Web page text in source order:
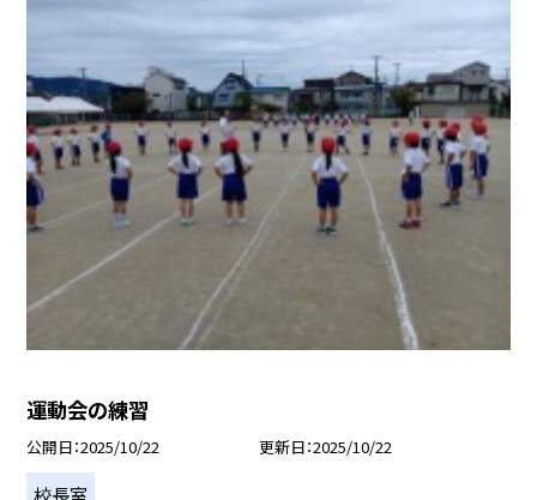
運動会の練習
公開日 2025/10/22 更新日 2025/10/22
校長室